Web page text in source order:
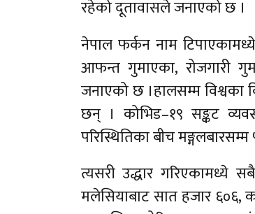
रहेको दूतावासले जनाएको छ ।
नेपाल फर्कन नाम
आफन्त गुमाएका, रोजगारी
जनाएको छ ।हालसम्म विश्वका
छन् । कोभिड–१९ सङ्कट
परिस्थितिका बीच
त्यसरी उद्धार गरिएकामध्ये
मलेसियाबाट सात हजार ६०६,